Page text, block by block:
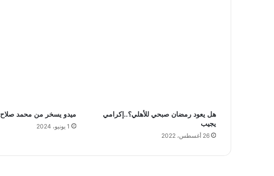
هل يعود رمضان صبحي للأهلي؟..إكرامي
يجيب
26 أغسطس، 2022
ميدو يسخر من محمد صلاح
1 يونيو، 2024